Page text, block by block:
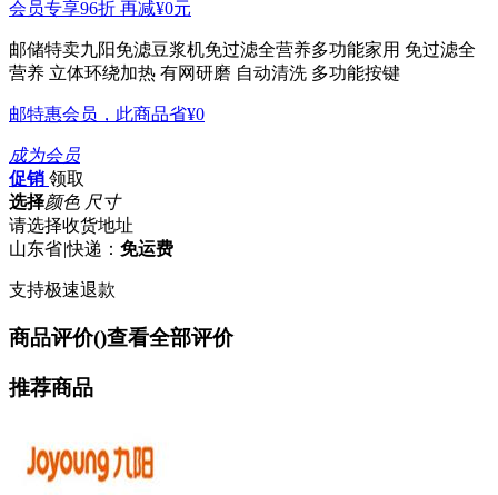
会员专享96折 再减¥0元
邮储特卖九阳免滤豆浆机免过滤全营养多功能家用 免过滤全
营养 立体环绕加热 有网研磨 自动清洗 多功能按键
邮特惠会员，此商品省¥0
成为会员
促销 领取
选择颜色 尺寸
请选择收货地址
山东省|快递： 免运费
支持极速退款
商品评价()查看全部评价
推荐商品